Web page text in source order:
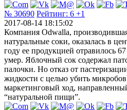
№ 30690 Рейтинг: 6 +1
2017-08-14 18:15:02
Компания Odwalla,
натуральные соки, оказалась в
году ее продукцией отравилось
умер. Яблочный сок содержал
палочки. Но отказ от
жидкости с целью убить
маркетинговый ход,
“натуральной пищи”.